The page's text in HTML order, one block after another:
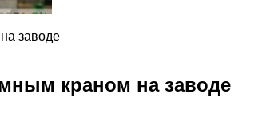
заводе
краном на заводе